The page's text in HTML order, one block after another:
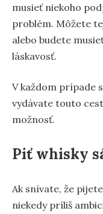
musieť niekoho
problém. Môžete
alebo budete
láskavosť.
V každom prípade
vydávate touto
možnosť.
Piť whisky
Ak snívate, že
niekedy príliš